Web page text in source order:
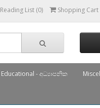
Reading List (0) Shopping Cart
Educational - අධ්‍යාපනික